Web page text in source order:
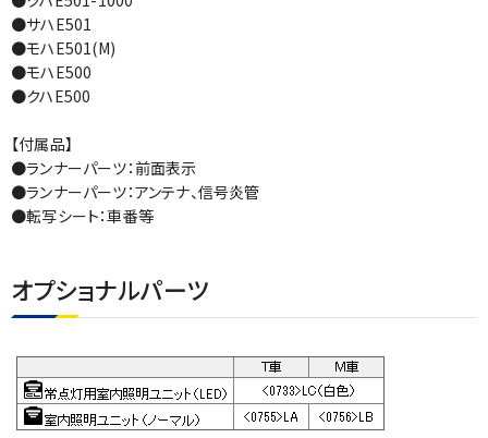
●サハE501
●モハE501(M)
●モハE500
●クハE500
【付属品】
●ランナーパーツ：前面表示
●ランナーパーツ：アンテナ、信号炎管
●転写シート：車番等
オプショナルパーツ